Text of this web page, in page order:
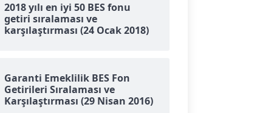
2018 yılı en iyi 50 BES fonu
getiri sıralaması ve
karşılaştırması (24 Ocak 2018)
Garanti Emeklilik BES Fon
Getirileri Sıralaması ve
Karşılaştırması (29 Nisan 2016)